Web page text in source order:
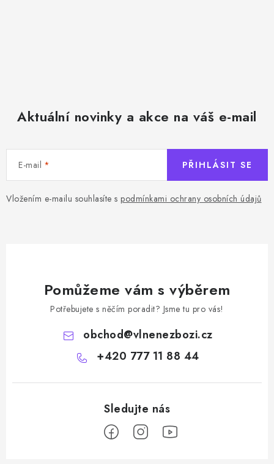
Aktuální novinky a akce na váš e-mail
E-mail
Vložením e-mailu souhlasíte s podmínkami ochrany osobních údajů
PŘIHLÁSIT SE
Pomůžeme vám s výběrem
Potřebujete s něčím poradit? Jsme tu pro vás!
obchod@vlnenezbozi.cz
+420 777 11 88 44